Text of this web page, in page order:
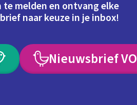
melden en ontvang elke
naar keuze in je inbox!
Nieuwsbrief VO